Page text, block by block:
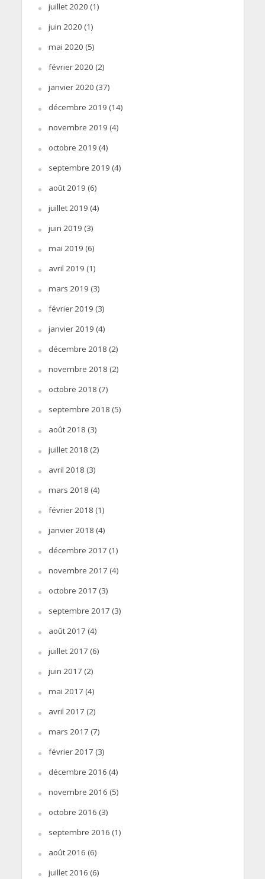
juillet 2020 (1)
juin 2020 (1)
mai 2020 (5)
février 2020 (2)
janvier 2020 (37)
décembre 2019 (14)
novembre 2019 (4)
octobre 2019 (4)
septembre 2019 (4)
août 2019 (6)
juillet 2019 (4)
juin 2019 (3)
mai 2019 (6)
avril 2019 (1)
mars 2019 (3)
février 2019 (3)
janvier 2019 (4)
décembre 2018 (2)
novembre 2018 (2)
octobre 2018 (7)
septembre 2018 (5)
août 2018 (3)
juillet 2018 (2)
avril 2018 (3)
mars 2018 (4)
février 2018 (1)
janvier 2018 (4)
décembre 2017 (1)
novembre 2017 (4)
octobre 2017 (3)
septembre 2017 (3)
août 2017 (4)
juillet 2017 (6)
juin 2017 (2)
mai 2017 (4)
avril 2017 (2)
mars 2017 (7)
février 2017 (3)
décembre 2016 (4)
novembre 2016 (5)
octobre 2016 (3)
septembre 2016 (1)
août 2016 (6)
juillet 2016 (6)